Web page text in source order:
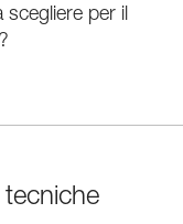
scegliere per il
tecniche